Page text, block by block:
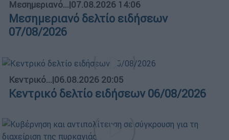
Μεσημεριανό...|07.08.2026 14:06
Μεσημεριανό δελτίο ειδήσεων
07/08/2026
Κεντρικό...|06.08.2026 20:05
Κεντρικό δελτίο ειδήσεων 06/08/2026